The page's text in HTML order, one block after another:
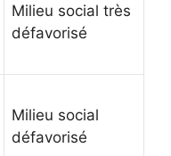
Milieu social très
défavorisé
Milieu social
défavorisé